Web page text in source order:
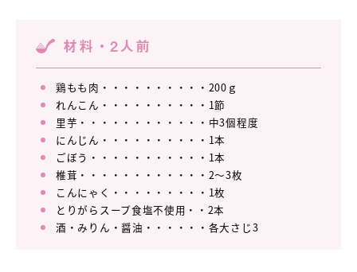
材料・2人前
鶏もも肉・・・・・・・・・・200ｇ
れんこん・・・・・・・・・・1節
里芋・・・・・・・・・・・・中3個程度
にんじん・・・・・・・・・・1本
ごぼう・・・・・・・・・・・1本
椎茸・・・・・・・・・・・・2～3枚
こんにゃく・・・・・・・・・1枚
とりがらスープ食塩不使用・・2本
酒・みりん・醤油・・・・・・各大さじ3